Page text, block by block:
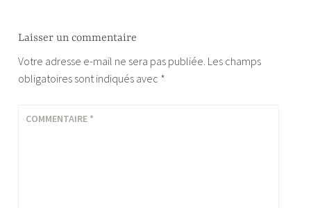
Laisser un commentaire
Votre adresse e-mail ne sera pas publiée. Les champs
obligatoires sont indiqués avec *
COMMENTAIRE *